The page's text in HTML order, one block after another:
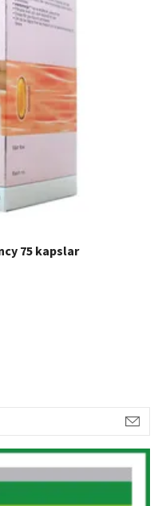
75 kapslar